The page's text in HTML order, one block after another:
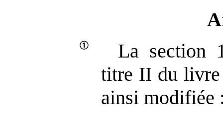
La section
titre II du livre
ainsi modifiée